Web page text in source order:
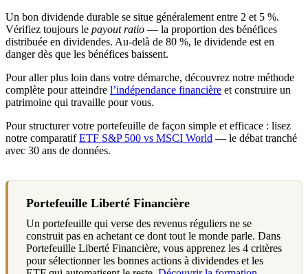
Un bon dividende durable se situe généralement entre 2 et 5 %.
Vérifiez toujours le payout ratio — la proportion des bénéfices
distribuée en dividendes. Au-delà de 80 %, le dividende est en
danger dès que les bénéfices baissent.
Pour aller plus loin dans votre démarche, découvrez notre méthode
complète pour atteindre l’indépendance financière et construire un
patrimoine qui travaille pour vous.
Pour structurer votre portefeuille de façon simple et efficace : lisez
notre comparatifETF S&P 500 vs MSCI World — le débat tranché
avec 30 ans de données.
Portefeuille Liberté Financière
Un portefeuille qui verse des revenus réguliers ne se
construit pas en achetant ce dont tout le monde parle. Dans
Portefeuille Liberté Financière, vous apprenez les 4 critères
pour sélectionner les bonnes actions à dividendes et les